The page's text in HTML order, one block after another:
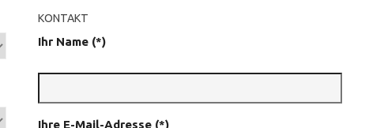
KONTAKT
Ihr Name (*)
Ihre E-Mail-Adresse (*)